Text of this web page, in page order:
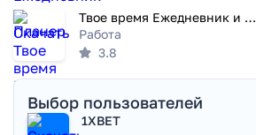
Твое время Ежедневник и список
Работа
3.8
Выбор пользователей
1XBET